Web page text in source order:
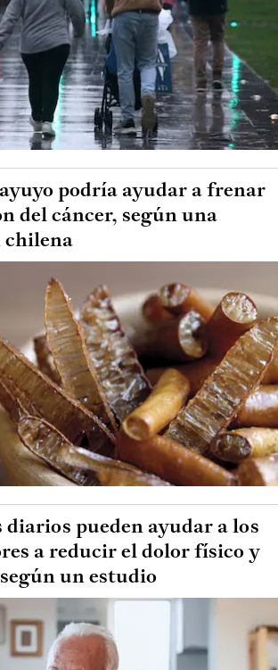
podría ayudar a frenar
del cáncer, según una
chilena
diarios pueden ayudar a los
a reducir el dolor físico y
un estudio